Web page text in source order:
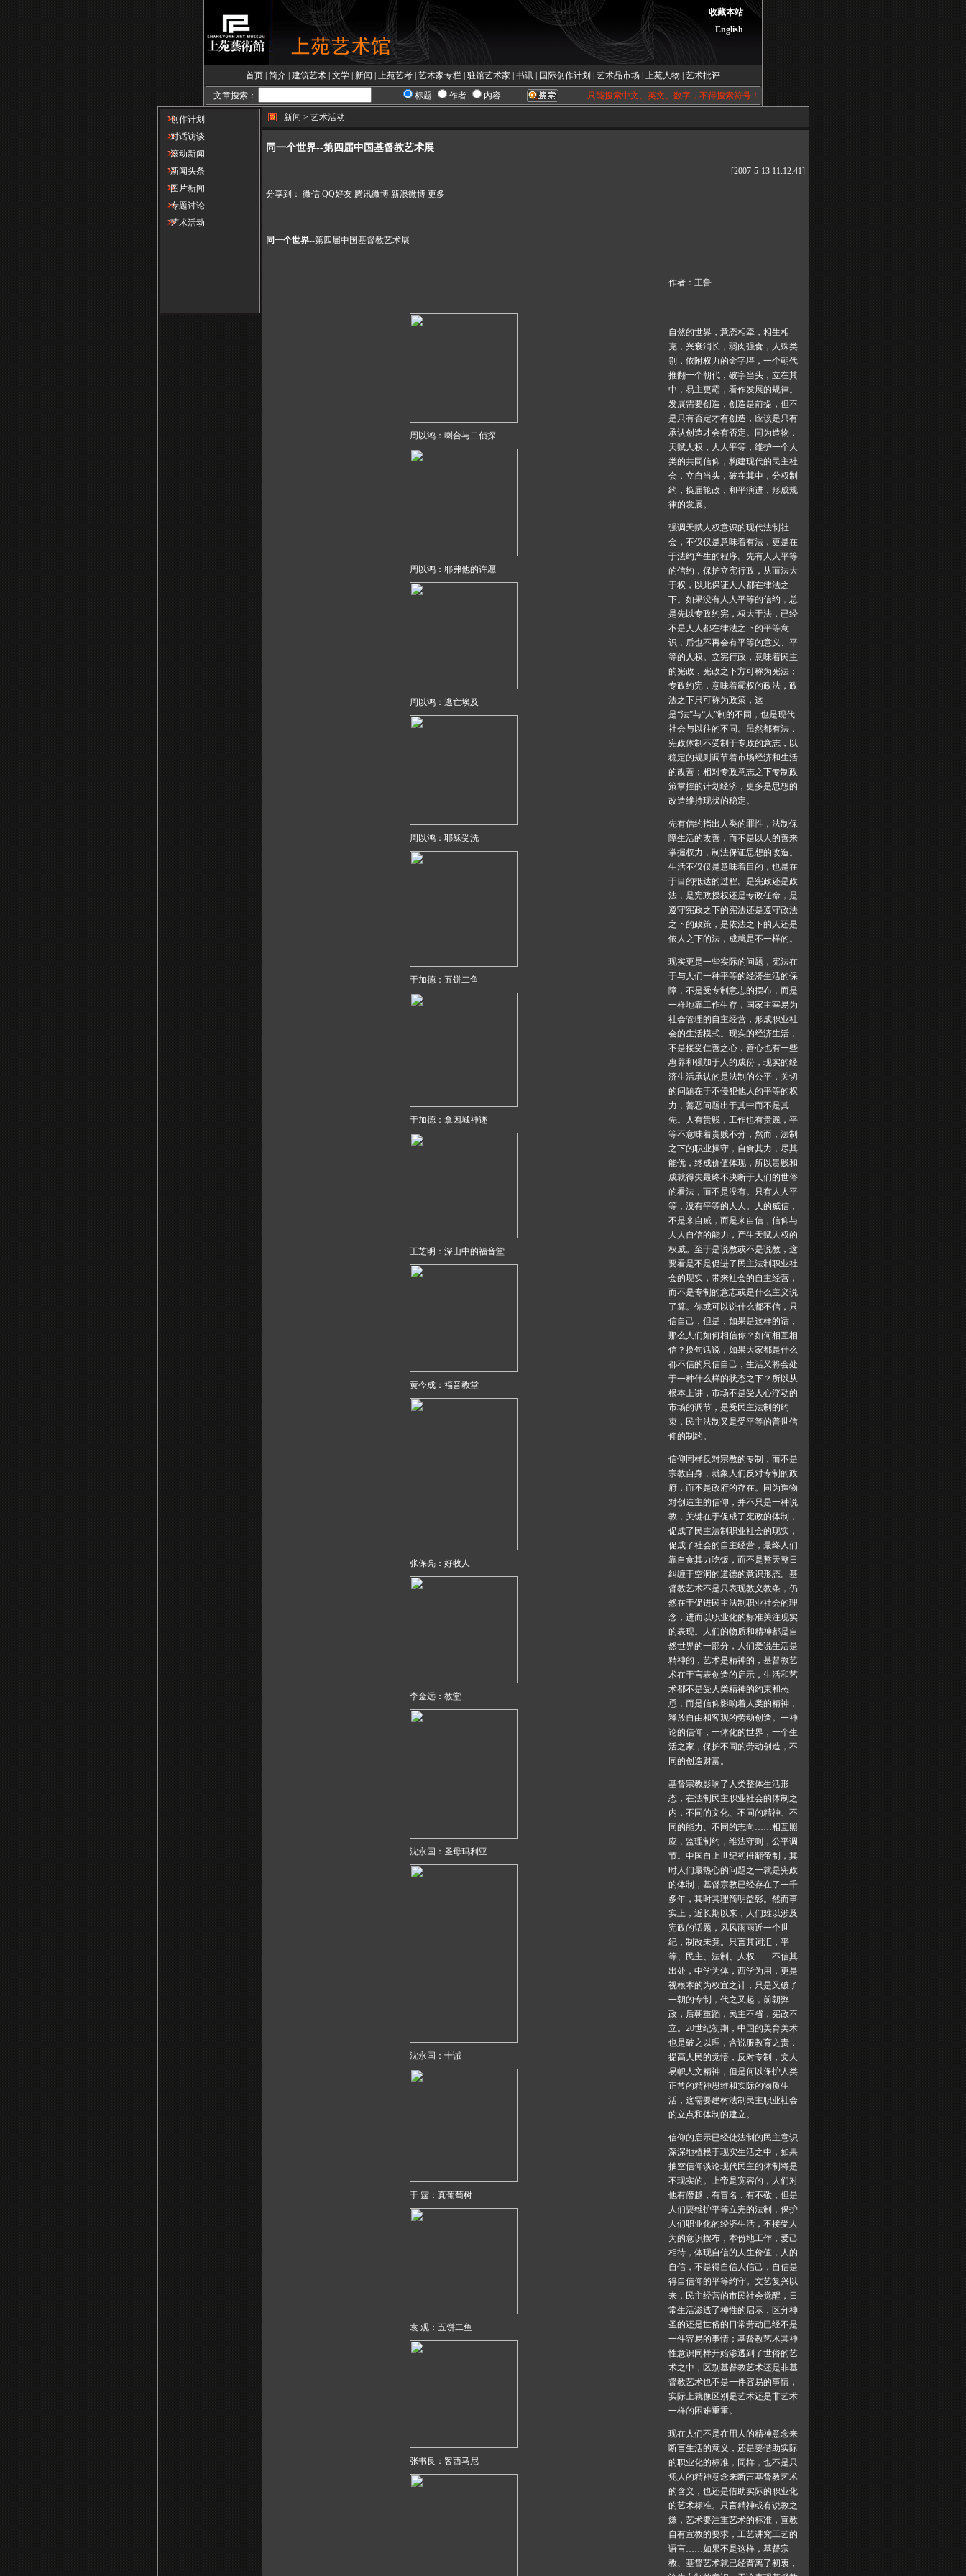
收藏本站
English
首页 简介 建筑艺术 文学 新闻 上苑艺考 艺术家专栏 驻馆艺术家 书讯 国际创作计划 艺术品市场 上苑人物
艺术批评
文章搜索：
标题 作者 内容 只能搜索中文、英文、数字，不得搜索符号！
创作计划
对话访谈
滚动新闻
新闻头条
图片新闻
专题讨论
艺术活动
新闻 > 艺术活动
同一个世界--第四届中国基督教艺术展
[2007-5-13 11:12:41]
分享到： 微信 QQ好友 腾讯微博 新浪微博 更多
同一个世界--第四届中国基督教艺术展
周以鸿：喇合与二侦探
周以鸿：耶弗他的许愿
周以鸿：逃亡埃及
周以鸿：耶稣受洗
于加德：五饼二鱼
于加德：拿因城神迹
王芝明：深山中的福音堂
黄今成：福音教堂
张保亮：好牧人
李金远：教堂
沈永国：圣母玛利亚
沈永国：十诫
于 霆：真葡萄树
袁 观：五饼二鱼
张书良：客西马尼
作者：王鲁
自然的世界，意态相牵，相生相
克，兴衰消长，弱肉强食，人殊类
别，依附权力的金字塔，一个朝代
推翻一个朝代，破字当头，立在其
中，易主更霸，看作发展的规律。
发展需要创造，创造是前提，但不
是只有否定才有创造，应该是只有
承认创造才会有否定。同为造物，
天赋人权，人人平等，维护一个人
类的共同信仰，构建现代的民主社
会，立自当头，破在其中，分权制
约，换届轮政，和平演进，形成规
律的发展。
强调天赋人权意识的现代法制社
会，不仅仅是意味着有法，更是在
于法约产生的程序。先有人人平等
的信约，保护立宪行政，从而法大
于权，以此保证人人都在律法之
下。如果没有人人平等的信约，总
是先以专政约宪，权大于法，已经
不是人人都在律法之下的平等意
识，后也不再会有平等的意义、平
等的人权。立宪行政，意味着民主
的宪政，宪政之下方可称为宪法；
专政约宪，意味着霸权的政法，政
法之下只可称为政策，这
是“法”与“人”制的不同，也是现代
社会与以往的不同。虽然都有法，
宪政体制不受制于专政的意志，以
稳定的规则调节着市场经济和生活
的改善；相对专政意志之下专制政
策掌控的计划经济，更多是思想的
改造维持现状的稳定。
先有信约指出人类的罪性，法制保
障生活的改善，而不是以人的善来
掌握权力，制法保证思想的改造。
生活不仅仅是意味着目的，也是在
于目的抵达的过程。是宪政还是政
法，是宪政授权还是专政任命，是
遵守宪政之下的宪法还是遵守政法
之下的政策，是依法之下的人还是
依人之下的法，成就是不一样的。
现实更是一些实际的问题，宪法在
于与人们一种平等的经济生活的保
障，不是受专制意志的摆布，而是
一样地靠工作生存，国家主宰易为
社会管理的自主经营，形成职业社
会的生活模式。现实的经济生活，
不是接受仁善之心，善心也有一些
惠养和强加于人的成份，现实的经
济生活承认的是法制的公平，关切
的问题在于不侵犯他人的平等的权
力，善恶问题出于其中而不是其
先。人有贵贱，工作也有贵贱，平
等不意味着贵贱不分，然而，法制
之下的职业操守，自食其力，尽其
能优，终成价值体现，所以贵贱和
成就得失最终不决断于人们的世俗
的看法，而不是没有。只有人人平
等，没有平等的人人。人的威信，
不是来自威，而是来自信，信仰与
人人自信的能力，产生天赋人权的
权威。至于是说教或不是说教，这
要看是不是促进了民主法制职业社
会的现实，带来社会的自主经营，
而不是专制的意志或是什么主义说
了算。你或可以说什么都不信，只
信自己，但是，如果是这样的话，
那么人们如何相信你？如何相互相
信？换句话说，如果大家都是什么
都不信的只信自己，生活又将会处
于一种什么样的状态之下？所以从
根本上讲，市场不是受人心浮动的
市场的调节，是受民主法制的约
束，民主法制又是受平等的普世信
仰的制约。
信仰同样反对宗教的专制，而不是
宗教自身，就象人们反对专制的政
府，而不是政府的存在。同为造物
对创造主的信仰，并不只是一种说
教，关键在于促成了宪政的体制，
促成了民主法制职业社会的现实，
促成了社会的自主经营，最终人们
靠自食其力吃饭，而不是整天整日
纠缠于空洞的道德的意识形态。基
督教艺术不是只表现教义教条，仍
然在于促进民主法制职业社会的理
念，进而以职业化的标准关注现实
的表现。人们的物质和精神都是自
然世界的一部分，人们爱说生活是
精神的，艺术是精神的，基督教艺
术在于言表创造的启示，生活和艺
术都不是受人类精神的约束和怂
恿，而是信仰影响着人类的精神，
释放自由和客观的劳动创造。一神
论的信仰，一体化的世界，一个生
活之家，保护不同的劳动创造，不
同的创造财富。
基督宗教影响了人类整体生活形
态，在法制民主职业社会的体制之
内，不同的文化、不同的精神、不
同的能力、不同的志向……相互照
应，监理制约，维法守则，公平调
节。中国自上世纪初推翻帝制，其
时人们最热心的问题之一就是宪政
的体制，基督宗教已经存在了一千
多年，其时其理简明益彰。然而事
实上，近长期以来，人们难以涉及
宪政的话题，风风雨雨近一个世
纪，制改未竟。只言其词汇，平
等、民主、法制、人权……不信其
出处，中学为体，西学为用，更是
视根本的为权宜之计，只是又破了
一朝的专制，代之又起，前朝弊
政，后朝重蹈，民主不省，宪政不
立。20世纪初期，中国的美育美术
也是破之以理，含说服教育之责，
提高人民的觉悟，反对专制，文人
易帜人文精神，但是何以保护人类
正常的精神思维和实际的物质生
活，这需要建树法制民主职业社会
的立点和体制的建立。
信仰的启示已经使法制的民主意识
深深地植根于现实生活之中，如果
抽空信仰谈论现代民主的体制将是
不现实的。上帝是宽容的，人们对
他有僭越，有冒名，有不敬，但是
人们要维护平等立宪的法制，保护
人们职业化的经济生活，不接受人
为的意识摆布，本份地工作，爱己
相待，体现自信的人生价值，人的
自信，不是得自信人信己，自信是
得自信仰的平等约守。文艺复兴以
来，民主经营的市民社会觉醒，日
常生活渗透了神性的启示，区分神
圣的还是世俗的日常劳动已经不是
一件容易的事情；基督教艺术其神
性意识同样开始渗透到了世俗的艺
术之中，区别基督教艺术还是非基
督教艺术也不是一件容易的事情，
实际上就像区别是艺术还是非艺术
一样的困难重重。
现在人们不是在用人的精神意念来
断言生活的意义，还是要借助实际
的职业化的标准，同样，也不是只
凭人的精神意念来断言基督教艺术
的含义，也还是借助实际的职业化
的艺术标准。只言精神或有说教之
嫌，艺术要注重艺术的标准，宣教
自有宣教的要求，工艺讲究工艺的
语言……如果不是这样，基督宗
教、基督艺术就已经背离了初衷，